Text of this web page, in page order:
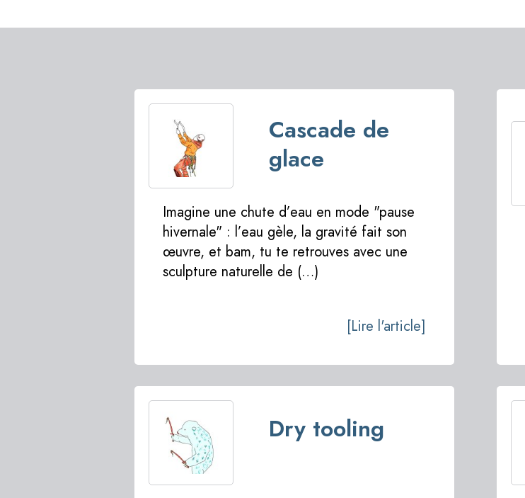
Cascade de
glace
Imagine une chute d’eau en mode "pause
hivernale" : l’eau gèle, la gravité fait son
œuvre, et bam, tu te retrouves avec une
sculpture naturelle de (…)
[Lire l'article]
Dry tooling